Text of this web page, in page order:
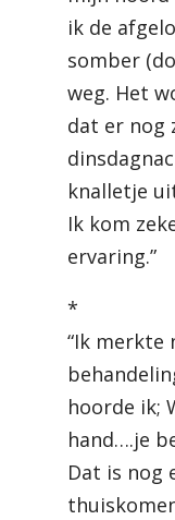
ik de
somber
weg. Het
dat er nog
knalletje
Ik kom
ervaring.”
*
“Ik merkte
hoorde ik;
hand….je
Dat is nog